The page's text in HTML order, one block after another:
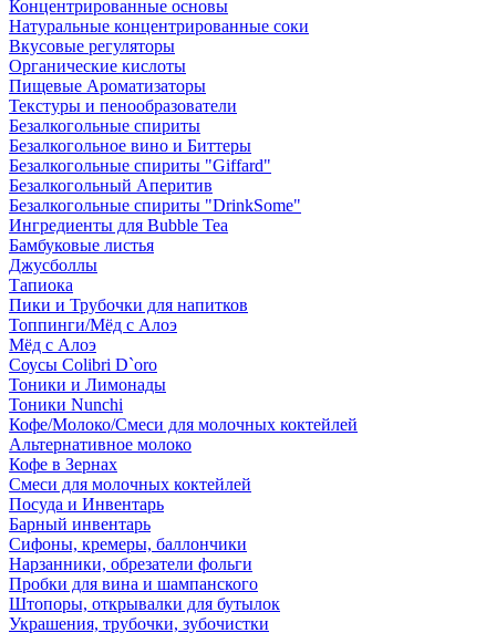
Концентрированные основы
Натуральные концентрированные соки
Вкусовые регуляторы
Органические кислоты
Пищевые Ароматизаторы
Текстуры и пенообразователи
Безалкогольные спириты
Безалкогольное вино и Биттеры
Безалкогольные спириты "Giffard"
Безалкогольный Аперитив
Безалкогольные спириты "DrinkSome"
Ингредиенты для Bubble Tea
Бамбуковые листья
Джусболлы
Тапиока
Пики и Трубочки для напитков
Топпинги/Мёд с Алоэ
Мёд с Алоэ
Соусы Colibri D`oro
Тоники и Лимонады
Тоники Nunchi
Кофе/Молоко/Смеси для молочных коктейлей
Альтернативное молоко
Кофе в Зернах
Смеси для молочных коктейлей
Посуда и Инвентарь
Барный инвентарь
Сифоны, кремеры, баллончики
Нарзанники, обрезатели фольги
Пробки для вина и шампанского
Штопоры, открывалки для бутылок
Украшения, трубочки, зубочистки